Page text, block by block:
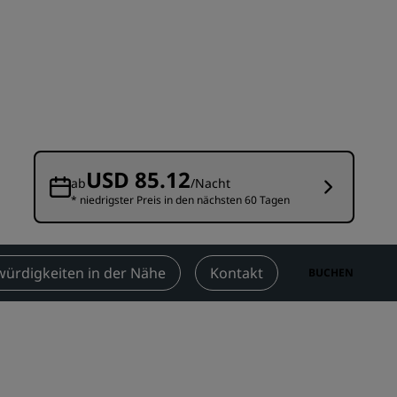
Besuchen Sie unseren Blog
Radisson Rewards
Entdecken Sie Radisson Rewards
Vorteile
So verwenden Sie Punkte
abUSD 85.12/Nacht
* niedrigster Preis in den nächsten 60 Tagen
in der Nähe Kontakt BUCHEN